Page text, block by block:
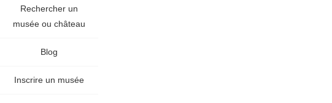
Rechercher un
musée ou château
Blog
Inscrire un musée